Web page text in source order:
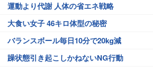
運動より代謝 人体の省エネ戦略
大食い女子 46キロ体型の秘密
バランスボール毎日10分で20kg減
躁状態引き起こしかねないNG行動